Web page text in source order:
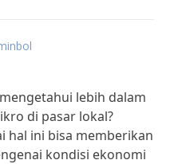
lebih dalam
di pasar lokal?
hal ini bisa memberikan
kondisi ekonomi